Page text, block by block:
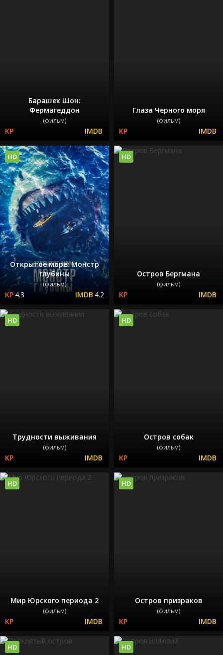
Барашек Шон:
Фермагеддон
(фильм)
Глаза Черного моря
(фильм)
Открытое море: Монстр
глубины
(фильм)
4.3 4.2
HD
Остров Бергмана
(фильм)
HD
Трудности выживания
(фильм)
HD
Остров собак
(фильм)
HD
Мир Юрского периода 2
(фильм)
HD
Остров призраков
(фильм)
HD
HD HD